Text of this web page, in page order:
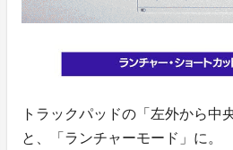
トラックパッドの「左外から中
と、「ランチャーモード」に。